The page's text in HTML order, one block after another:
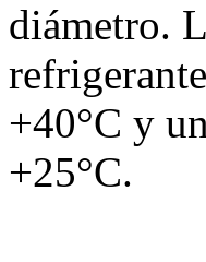
diámetro.
+40°C y
+25°C.